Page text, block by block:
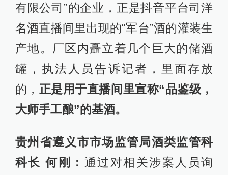
有限公司”的企业，正是抖音平台司洋
名酒直播间里出现的“军台”酒的灌装生
产地。厂区内矗立着几个巨大的储酒
罐，执法人员告诉记者，里面存放
的， 正是用于直播间里宣称“品鉴级，
大师手工酿”的基酒。
贵州省遵义市市场监管局酒类监管科
科长 何刚： 通过对相关涉案人员询